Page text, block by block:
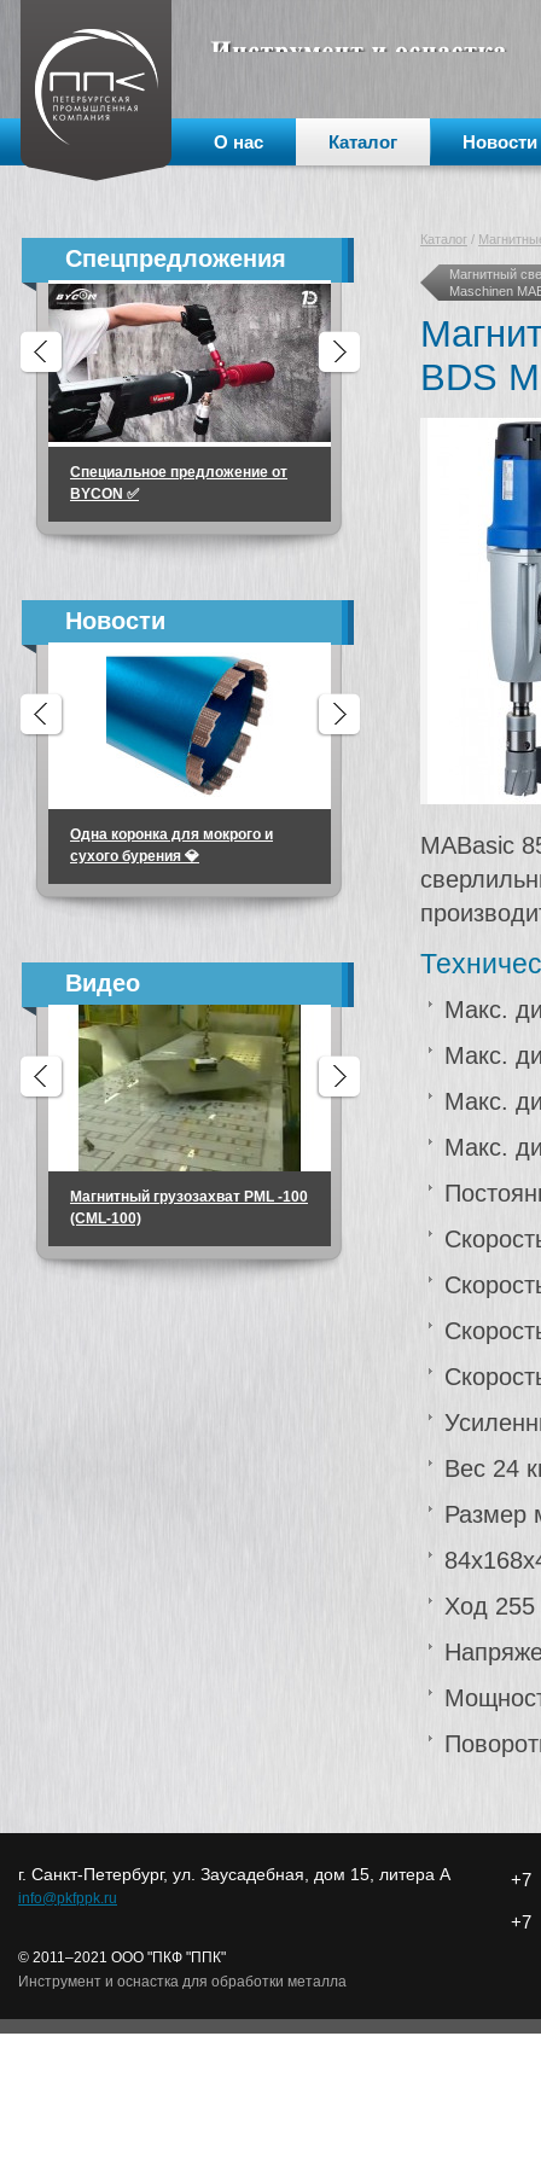
О нас Каталог Новости
Спецпредложения
Специальное предложение от
BYCON ✅
🔥 МИНУС 36 000 ₽ на
«тяжёлых» задач!
Новости
Одна коронка для мокрого и
сухого бурения 💎
Алмазные коронки
микроударные для
подрозетников
Видео
Магнитный грузозахват PML -100
(CML-100)
Магнитный грузозахват
Каталог /
Магнитный
Maschinen
BDS
MABasic
Макс.
Макс.
Макс.
Макс.
Вес 24
Размер
Ход
г. Санкт-Петербург, ул. Заусадебная, дом 15, литера А
info@pkfppk.ru
© 2011–2021 ООО "ПКФ "ППК"
Инструмент и оснастка для обработки металла
+7
+7